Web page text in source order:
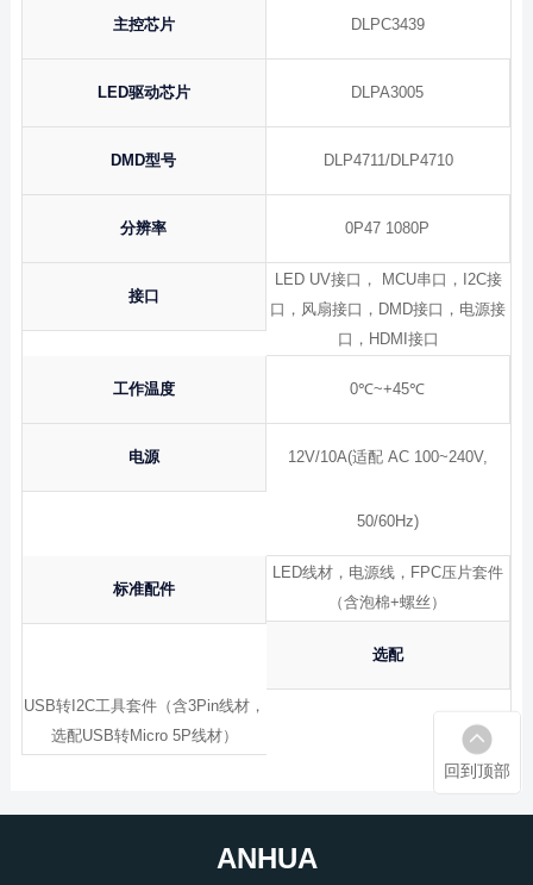
回到顶部
主控芯片 DLPC3439
LED驱动芯片 DLPA3005
DMD型号 DLP4711/DLP4710
分辨率 0P47 1080P
接口
LED UV接口， MCU串口，I2C接
口，风扇接口，DMD接口，电源接
口，HDMI接口
工作温度 0℃~+45℃
电源 12V/10A(适配 AC 100~240V,
50/60Hz)
标准配件
LED线材，电源线，FPC压片套件
（含泡棉+螺丝）
选配
USB转I2C工具套件（含3Pin线材，
选配USB转Micro 5P线材）
ANHUA